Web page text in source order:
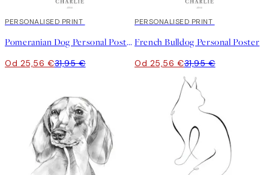
20%*
PERSONALISED PRINT
Pomeranian Dog Personal Poster
Od 25,56 €31,95 €
20%*
PERSONALISED PRINT
French Bulldog Personal Poster
Od 25,56 €31,95 €